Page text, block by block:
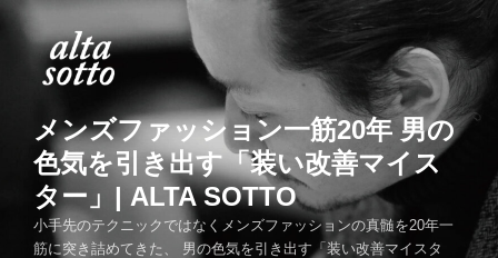
メンズファッション一筋20年 男の
色気を引き出す「装い改善マイス
ター」| ALTA SOTTO
小手先のテクニックではなくメンズファッションの真髄を20年一
筋に突き詰めてきた、 男の色気を引き出す「装い改善マイスタ